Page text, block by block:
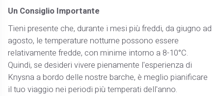
Un Consiglio Importante
Tieni presente che, durante i mesi più freddi, da giugno ad
agosto, le temperature notturne possono essere
relativamente fredde, con minime intorno a 8-10°C.
Quindi, se desideri vivere pienamente l'esperienza di
Knysna a bordo delle nostre barche, è meglio pianificare
il tuo viaggio nei periodi più temperati dell'anno.